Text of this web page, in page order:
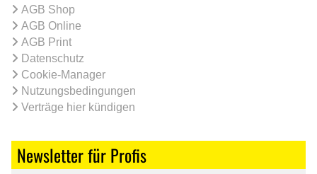
AGB Shop
AGB Online
AGB Print
Datenschutz
Cookie-Manager
Nutzungsbedingungen
Verträge hier kündigen
Newsletter für Profis